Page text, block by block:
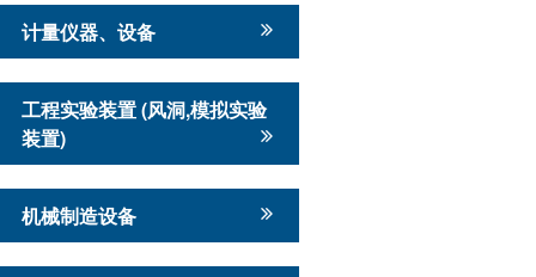
计量仪器、设备
工程实验装置 (风洞,模拟实验
装置)
机械制造设备